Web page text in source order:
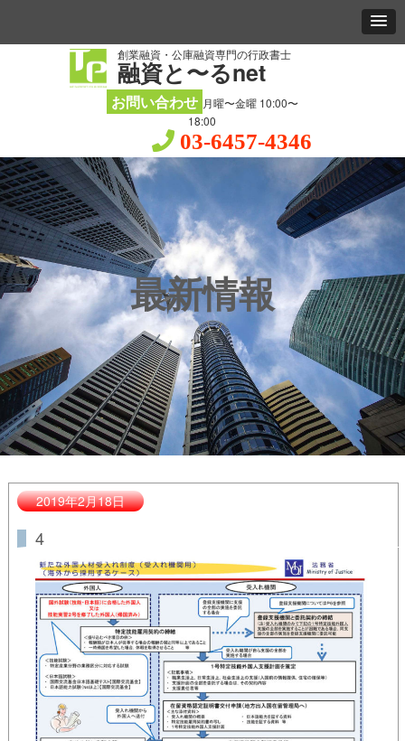
創業融資・公庫融資専門の行政書士
融資と〜るnet
お問い合わせ 月曜〜金曜 10:00〜
18:00
03-6457-4346
最新情報
2019年2月18日
4